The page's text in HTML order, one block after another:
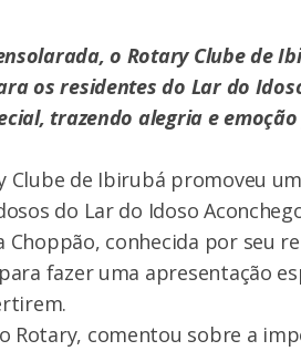
o Rotary Clube de
os residentes do Lar do
trazendo alegria e
Clube de Ibirubá promoveu
do Lar do Idoso
Choppão, conhecida por seu
fazer uma apresentação
Rotary, comentou sobre a